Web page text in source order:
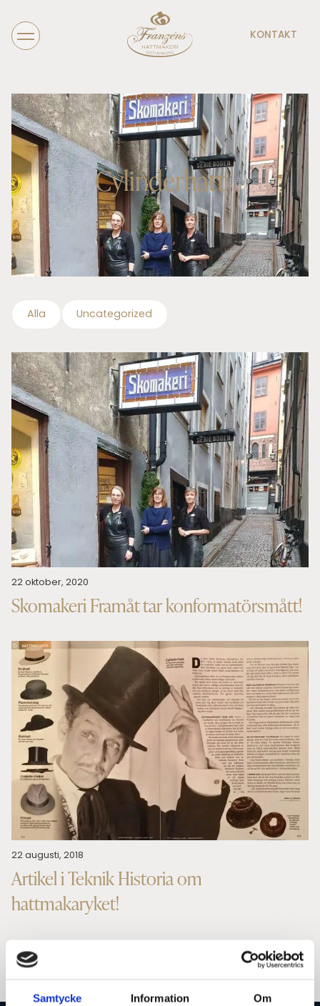
Samtycke Information Om
KONTAKT
Cylinderhatt
Alla Uncategorized
22 oktober, 2020
Skomakeri Framåt tar konformatörsmått!
22 augusti, 2018
Artikel i Teknik Historia om
hattmakaryket!